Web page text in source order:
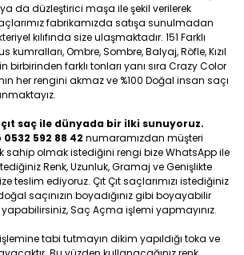
da düzleştirici maşa ile şekil verilerek
fabrikamızda satışa sunulmadan
kılıfında size ulaşmaktadır. 151 Farklı
kumralları, Ombre, Sombre, Balyaj, Röfle, Kızıl
birbirinden farklı tonları yanı sıra Crazy Color
her rengini akmaz ve %100 Doğal insan saçı
çıt saç ile dünyada bir ilki sunuyoruz.
592 88 42 numaramızdan müşteri
olmak istediğini rengi bize WhatsApp ile
Renk, Uzunluk, Gramaj ve Genişlikte
teslim ediyoruz. Çıt Çıt saçlarımızı istediğiniz
saçınızın boyadığınız gibi boyayabilir
Saç Açma işlemi yapmayınız.
tabi tutmayın dikim yapıldığı toka ve